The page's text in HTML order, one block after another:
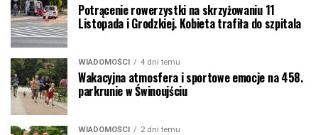
Potrącenie rowerzystki na skrzyżowaniu 11
Listopada i Grodzkiej. Kobieta trafiła do szpitala
WIADOMOŚCI 4 dni temu
Wakacyjna atmosfera i sportowe emocje na 458.
parkrunie w Świnoujściu
WIADOMOŚCI 2 dni temu